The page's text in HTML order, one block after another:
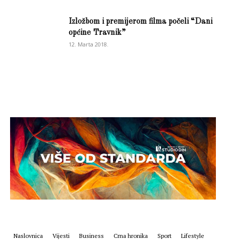
Izložbom i premijerom filma počeli “Dani
općine Travnik”
12. Marta 2018.
Naslovnica Vijesti Business Crna hronika Sport
Lifestyle